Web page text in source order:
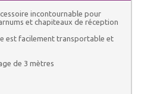
incontournable pour
et chapiteaux de réception
est facilement transportable et
de 3 mètres